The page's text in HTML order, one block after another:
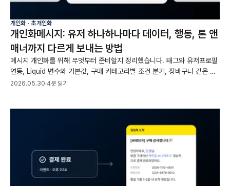
개인화 ∙ 초개인화
개인화메시지: 유저 하나하나마다 데이터, 행동, 톤 앤
매너까지 다르게 보내는 방법
메시지 개인화를 위해 무엇부터 준비할지 정리했습니다. 태그와 유저프로필
연동, Liquid 변수와 기본값, 구매 카테고리별 조건 분기, 장바구니 같은 행
동 데이터 반영까지 받는 사람마다 내용이 달라지는 메시지를 만드는 과정을
2026.05.30·4분 읽기